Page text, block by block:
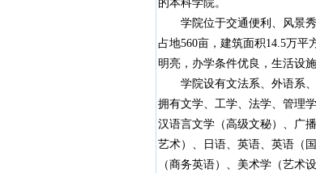
的本科学院。
学院位于交通便利、风景秀
占地560亩，建筑面积14.5万
明亮，办学条件优良，生活设
学院设有文法系、外语系、
拥有文学、工学、法学、管理
汉语言文学（高级文秘）、广
艺术）、日语、英语、英语（
（商务英语）、美术学（艺术